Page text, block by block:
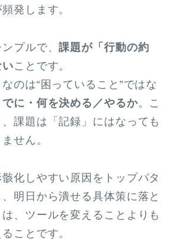
発します。
プルで、課題が「行動の約
ことです。
のは“困っていること”ではな
に・何を決める／やるか。こ
課題は「記録」にはなっても
せん。
化しやすい原因をトップパタ
明日から潰せる具体策に落と
、ツールを変えることよりも
ことです。